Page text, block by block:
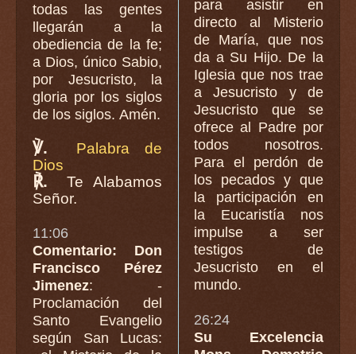
todas las gentes
llegarán a la
obediencia de la fe;
a Dios, único Sabio,
por Jesucristo, la
gloria por los siglos
de los siglos. Amén.
℣.
Palabra de
Dios
℟.
Te Alabamos
Señor.
11:06
Comentario: Don
Francisco Pérez
Jimenez: -
Proclamación del
Santo Evangelio
según San Lucas:
para asistir en
directo al Misterio
de María, que nos
da a Su Hijo. De la
Iglesia que nos trae
a Jesucristo y de
Jesucristo que se
ofrece al Padre por
todos nosotros.
Para el perdón de
los pecados y que
la participación en
la Eucaristía nos
impulse a ser
testigos de
Jesucristo en el
mundo.
26:24
Su Excelencia